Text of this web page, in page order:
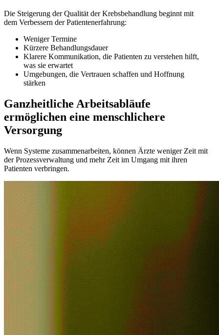
Die Steigerung der Qualität der Krebsbehandlung beginnt mit
dem Verbessern der Patientenerfahrung:
Weniger Termine
Kürzere Behandlungsdauer
Klarere Kommunikation, die Patienten zu verstehen hilft,
was sie erwartet
Umgebungen, die Vertrauen schaffen und Hoffnung
stärken
Ganzheitliche Arbeitsabläufe
ermöglichen eine menschlichere
Versorgung
Wenn Systeme zusammenarbeiten, können Ärzte weniger Zeit mit
der Prozessverwaltung und mehr Zeit im Umgang mit ihren
Patienten verbringen.